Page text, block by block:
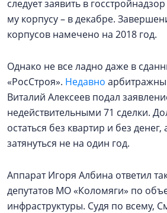
следует заявить в
му корпусу – в декабре.
корпусов намечено на 2018 год.
Однако не все ладно даже в
«РосСтроя». Недавно
Виталий Алексеев подал
недействительными 71 сделки.
остаться без квартир и без денег,
затянуться не на один год.
Аппарат Игоря Албина ответил
депутатов МО «Коломяги» по
инфраструктуры. Судя по всему,